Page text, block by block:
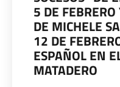
5 DE
DE MICHELE
12 DE
ESPAÑOL EN
MATADERO